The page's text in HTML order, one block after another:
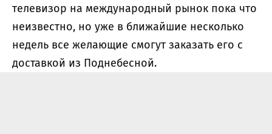
телевизор на международный рынок пока что
неизвестно, но уже в ближайшие несколько
недель все желающие смогут заказать его с
доставкой из Поднебесной.